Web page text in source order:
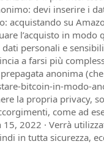
devi inserire i
acquistando su
l’acquisto in
personali e
a farsi più
anonima
bitcoin-in-modo-
la propria privacy,
come ad
2022 · Verrà
in tutta sicurezza,